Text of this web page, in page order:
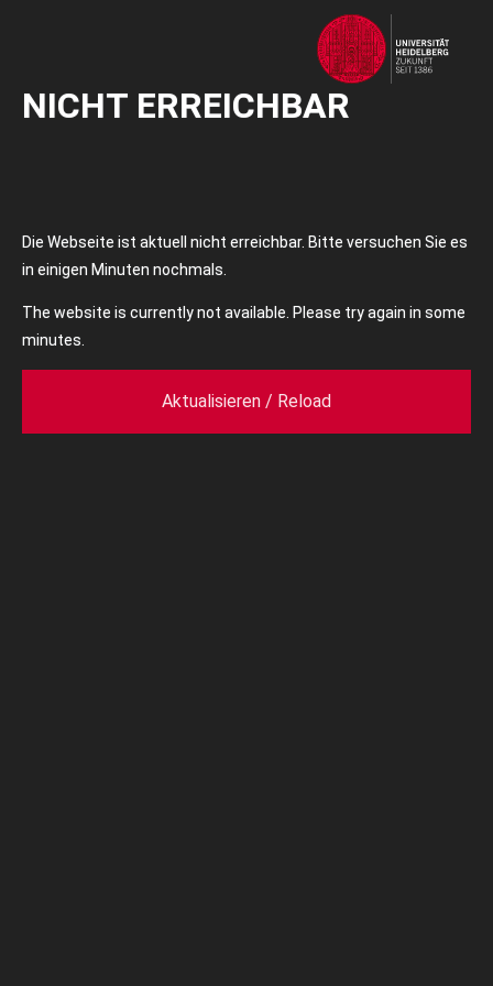
NICHT ERREICHBAR
Die Webseite ist aktuell nicht erreichbar. Bitte versuchen Sie es
in einigen Minuten nochmals.
The website is currently not available. Please try again in some
minutes.
Aktualisieren / Reload